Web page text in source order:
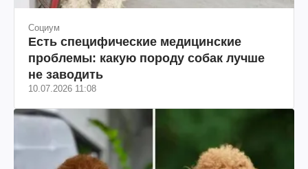
Социум
Есть специфические медицинские
проблемы: какую породу собак лучше
не заводить
10.07.2026 11:08